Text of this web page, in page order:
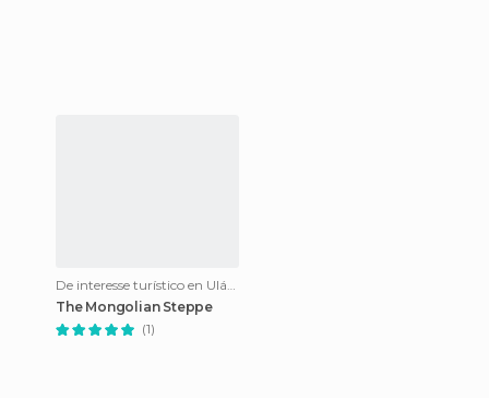
De interesse turístico en Ulán Bator
The Mongolian Steppe
(1)